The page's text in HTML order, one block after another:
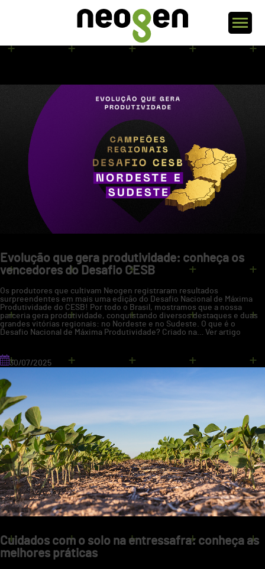
Evolução que gera produtividade: conheça os
vencedores do Desafio CESB
Os produtores que cultivam Neogen registraram resultados
surpreendentes em mais uma edição do Desafio Nacional de Máxima
Produtividade do CESB! Por todo o Brasil, mostramos que a nossa
parceria gera produtividade, conquistando diversos destaques e duas
grandes vitórias regionais: no Nordeste e no Sudeste. O que é o
Desafio Nacional de Máxima Produtividade? Criado na… Ver artigo
30/07/2025
Cuidados com o solo na entressafra: conheça as
melhores práticas